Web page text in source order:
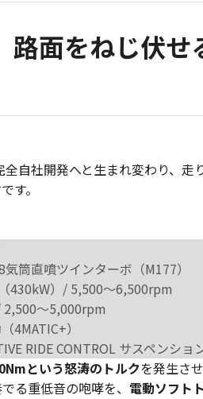
路面をねじ伏
全自社開発へと生まれ変わり、
す。
気筒直噴ツインターボ（M177）
（430kW）/ 5,500〜6,500rpm
2,500〜5,000rpm
4MATIC+）
RIDE CONTROL サスペンショ
という怒涛のトルクを発生さ
る重低音の咆哮を、 電動ソフト